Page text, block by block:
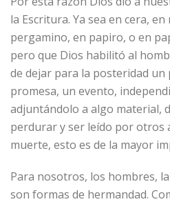
la Escritura. Ya sea en cera,
pergamino, en papiro, o en
pero que Dios habilitó al
de dejar para la posteridad un
promesa, un evento,
adjuntándolo a algo material,
perdurar y ser leído por otros
muerte, esto es de la mayor
Para nosotros, los hombres,
son formas de hermandad.